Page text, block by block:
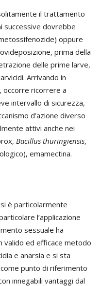
il trattamento
successive dovrebbe
oppure
prima della
delle prime larve,
Arrivando in
occorre ricorrere a
intervallo di sicurezza,
d’azione diverso
attivi anche nei
Bacillus thuringiensis,
emamectina.
è particolarmente
l’applicazione
sessuale ha
ed efficace metodo
e anarsia e si sta
punto di riferimento
innegabili vantaggi dal